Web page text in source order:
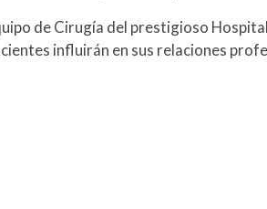
de Cirugía del prestigioso
influirán en sus relaciones